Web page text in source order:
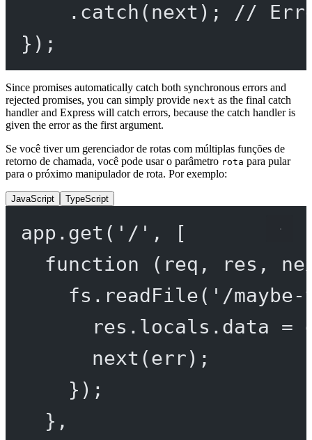
. catch (next);
//
});
Since promises automatically catch both synchronous errors and
rejected promises, you can simply provide next as the final catch
handler and Express will catch errors, because the catch handler is
given the error as the first argument.
Se você tiver um gerenciador de rotas com múltiplas funções de
retorno de chamada, você pode usar o parâmetro rota para pular
para o próximo manipulador de rota. Por exemplo:
JavaScript TypeScript
app. get ( '/' , [
function ( req , res ,
fs. readFile( '/
res.locals.data =
next (err);
});
},